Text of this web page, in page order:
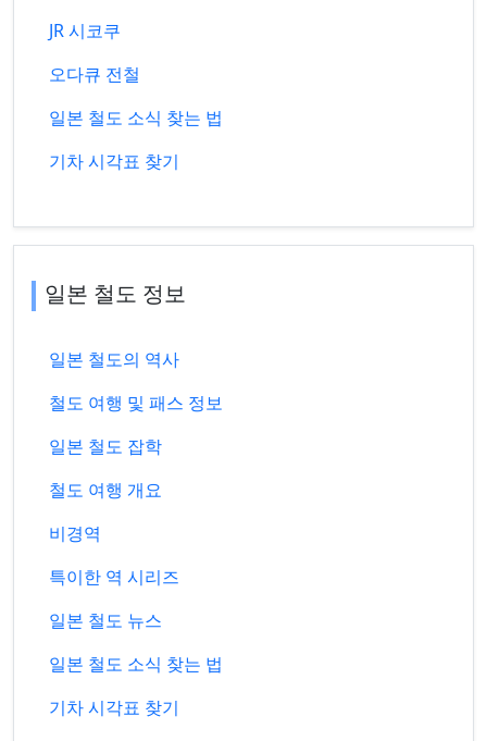
JR 시코쿠
오다큐 전철
일본 철도 소식 찾는 법
기차 시각표 찾기
일본 철도 정보
일본 철도의 역사
철도 여행 및 패스 정보
일본 철도 잡학
철도 여행 개요
비경역
특이한 역 시리즈
일본 철도 뉴스
일본 철도 소식 찾는 법
기차 시각표 찾기